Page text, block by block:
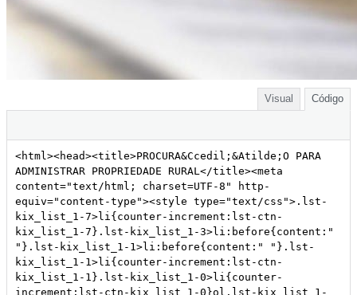
Visual Código